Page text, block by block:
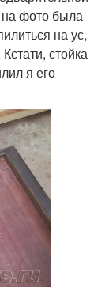
фото была
на ус,
стойка
я его